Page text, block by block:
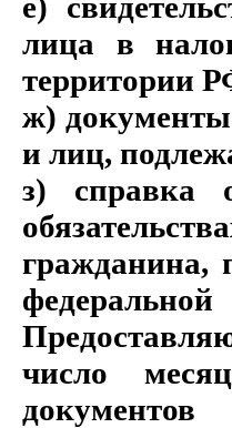
лица в
территории
ж) документы
и лиц,
з) справка
гражданина,
число